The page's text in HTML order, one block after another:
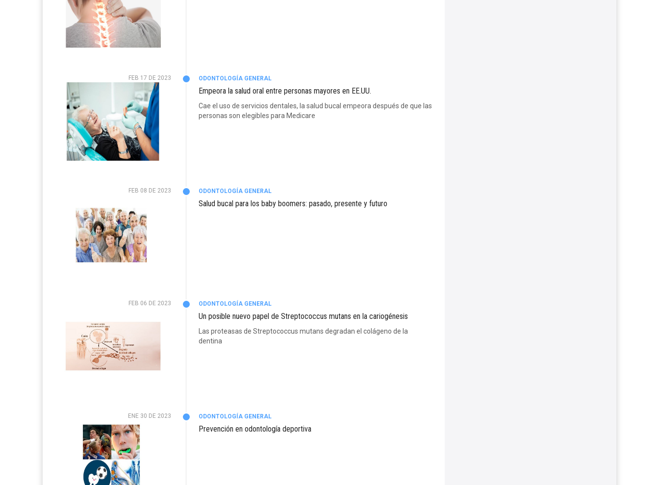
FEB 17 DE 2023 ODONTOLOGÍA GENERAL
Empeora la salud oral entre personas mayores en EE.UU.
Cae el uso de servicios dentales, la salud bucal empeora después de que las
personas son elegibles para Medicare
FEB 08 DE 2023 ODONTOLOGÍA GENERAL
Salud bucal para los baby boomers: pasado, presente y futuro
FEB 06 DE 2023 ODONTOLOGÍA GENERAL
Un posible nuevo papel de Streptococcus mutans en la cariogénesis
Las proteasas de Streptococcus mutans degradan el colágeno de la
dentina
ENE 30 DE 2023 ODONTOLOGÍA GENERAL
Prevención en odontología deportiva